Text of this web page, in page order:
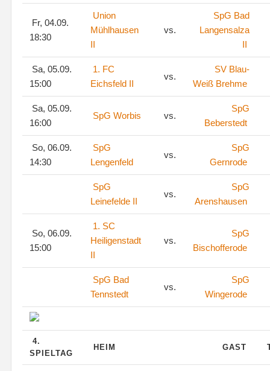
Fr, 04.09.
18:30
Union
Mühlhausen
II
vs.
SpG Bad
Langensalza
II
Sa, 05.09.
15:00
1. FC
Eichsfeld II
vs.
SV Blau-
Weiß Brehme
Sa, 05.09.
16:00
SpG Worbis vs.
SpG
Beberstedt
So, 06.09.
14:30
SpG
Lengenfeld
vs.
SpG
Gernrode
SpG
Leinefelde II
vs.
SpG
Arenshausen
So, 06.09.
15:00
1. SC
Heiligenstadt
II
vs.
SpG
Bischofferode
SpG Bad
Tennstedt
vs.
SpG
Wingerode
4.
SPIELTAG
HEIM GAST